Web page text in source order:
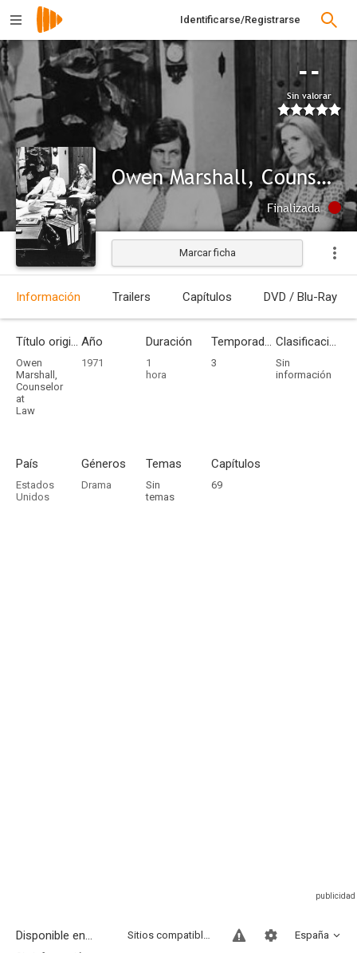
Identificarse/Registrarse
--
Sin valorar
Owen Marshall, Counselor at Law (TV Series)
Finalizada
Marcar ficha
Información Trailers Capítulos DVD / Blu-Ray
Título original
Owen
Marshall,
Counselor
at
Law
Año
1971
Duración
1
hora
Temporadas
3
Clasificación por edades
Sin
información
País
Estados
Unidos
Géneros
Drama
Temas
Sin
temas
Capítulos
69
Disponible en... España
Sitios compatibles